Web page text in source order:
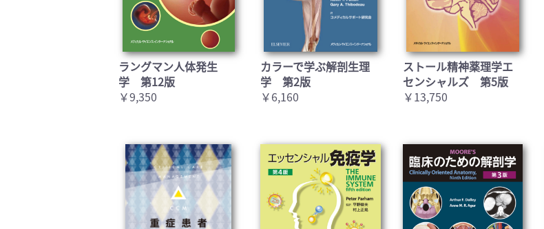
ラングマン人体発生
学 第12版
￥9,350
カラーで学ぶ解剖生理
学 第2版
￥6,160
ストール精神薬理学エ
センシャルズ 第5版
￥13,750